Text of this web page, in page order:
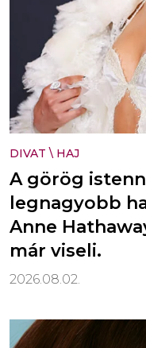
DIVAT \ HAJ
A görög
legnagyobb
Anne
már viseli.
2026.08.02.